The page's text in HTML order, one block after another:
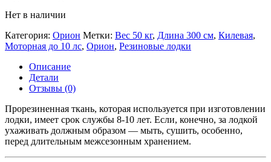
Нет в наличии
Категория: Орион Метки: Вес 50 кг, Длина 300 см, Килевая,
Моторная до 10 лс, Орион, Резиновые лодки
Описание
Детали
Отзывы (0)
Прорезиненная ткань, которая используется при изготовлении
лодки, имеет срок службы 8-10 лет. Если, конечно, за лодкой
ухаживать должным образом — мыть, сушить, особенно,
перед длительным межсезонным хранением.